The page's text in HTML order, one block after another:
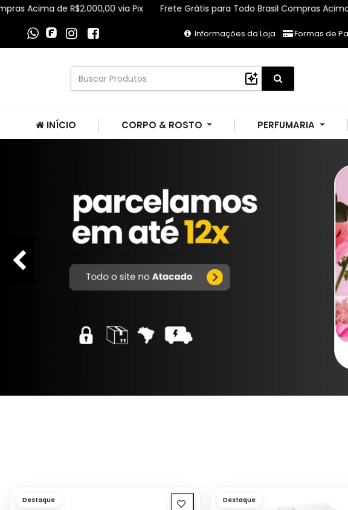
R$2.000,00 via Pix Frete Grátis para Todo Brasil Compras Acima de
Informações da Loja Formas de
INÍCIO CORPO & ROSTO PERFUMARIA
Destaque Destaque